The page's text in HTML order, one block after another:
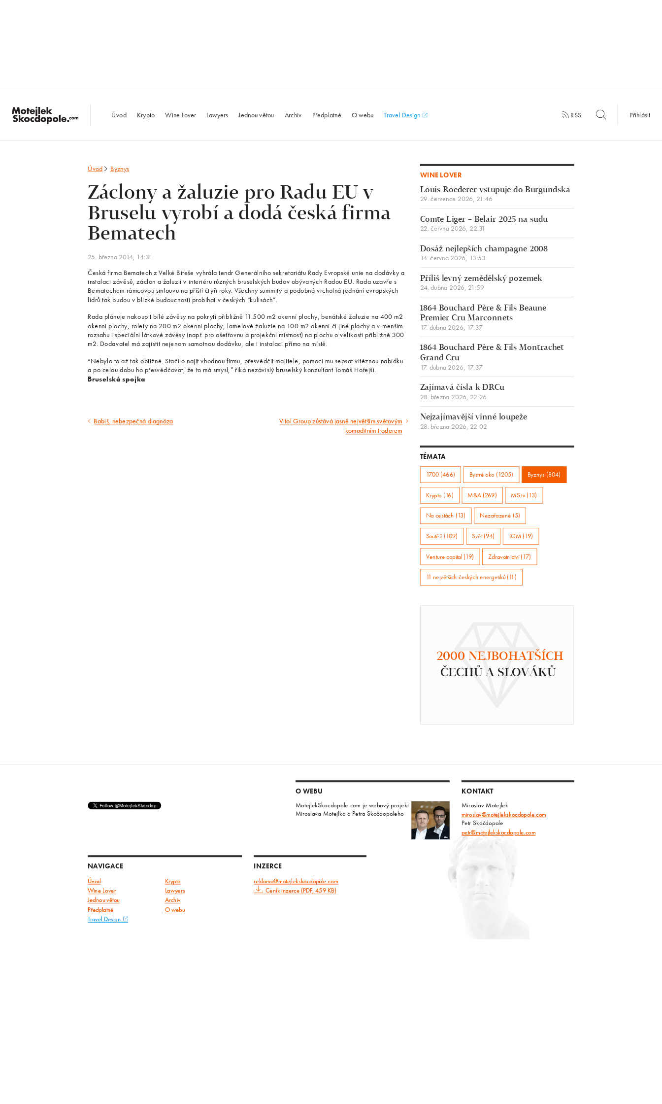
MotejlekSkocdopole.com
Úvod Krypto Wine Lover Lawyers Jednou větou Archiv Předplatné O webu Travel Design RSS Přihlásit
Úvod Byznys
Záclony a žaluzie pro Radu EU v
Bruselu vyrobí a dodá česká firma
Bematech
25. března 2014, 14:31
Česká firma Bematech z Velké Bíteše vyhrála tendr Generálního sekretariátu Rady Evropské unie na dodávky a
instalaci závěsů, záclon a žaluzií v interiéru různých bruselských budov obývaných Radou EU. Rada uzavře s
Bematechem rámcovou smlouvu na příští čtyři roky. Všechny summity a podobná vrcholná jednání evropských
lídrů tak budou v blízké budoucnosti probíhat v českých “kulisách”.
Rada plánuje nakoupit bílé závěsy na pokrytí přibližně 11.500 m2 okenní plochy, benátské žaluzie na 400 m2
okenní plochy, rolety na 200 m2 okenní plochy, lamelové žaluzie na 100 m2 okenní či jiné plochy a v menším
rozsahu i speciální látkové závěsy (např. pro ošetřovnu a projekční místnost) na plochu o velikosti přibližně 300
m2. Dodavatel má zajistit nejenom samotnou dodávku, ale i instalaci přímo na místě.
“Nebylo to až tak obtížné. Stačilo najít vhodnou firmu, přesvědčit majitele, pomoci mu sepsat vítěznou nabídku
a po celou dobu ho přesvědčovat, že to má smysl,” říká nezávislý bruselský konzultant Tomáš Hořejší.
Bruselská spojka
Předcházející
Babiš, nebezpečná diagnóza
Následující
Vitol Group zůstává jasně největším světovým
komoditním traderem
WINE LOVER
Louis Roederer vstupuje do Burgundska
29. července 2026, 21:46
Comte Liger – Belair 2025 na sudu
22. června 2026, 22:31
Dosáž nejlepších champagne 2008
14. června 2026, 13:53
Příliš levný zemědělský pozemek
24. dubna 2026, 21:59
1864 Bouchard Père & Fils Beaune
Premier Cru Marconnets
17. dubna 2026, 17:37
1864 Bouchard Père & Fils Montrachet
Grand Cru
17. dubna 2026, 17:37
Zajímavá čísla k DRCu
28. března 2026, 22:26
Nejzajímavější vinné loupeže
28. března 2026, 22:02
TÉMATA
1700 (466) Bystré oko (1205) Byznys (804)
Krypto (16) M&A (269) MS.tv (13)
Na cestách (13) Nezařazené (5)
Soutěž (109) Svět (94) TGM (19)
Venture capital (19) Zdravotnictví (17)
11 největších českých energetiků (11)
2000 NEJBOHATŠÍCH
ČECHŮ A SLOVÁKŮ
O WEBU
MotejlekSkocdopole.com je webový projekt
Miroslava Motejlka a Petra Skočdopoleho
KONTAKT
Miroslav Motejlek
miroslav@motejlekskocdopole.com
Petr Skočdopole
petr@motejlekskocdopole.com
NAVIGACE
Úvod Krypto
Wine Lover
Lawyers
Jednou větou
Archiv
Předplatné O webu
Travel Design
INZERCE
reklama@motejlekskocdopole.com
Ceník inzerce (PDF, 459 KB)